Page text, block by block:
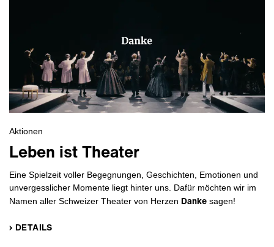
Aktionen
Leben ist Theater
Eine Spielzeit voller Begegnungen, Geschichten, Emotionen und
unvergesslicher Momente liegt hinter uns. Dafür möchten wir im
Namen aller Schweizer Theater von Herzen Danke sagen!
› DETAILS